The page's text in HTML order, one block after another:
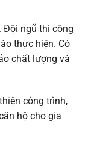
Đội ngũ thi công
thực hiện. Có
chất lượng và
công trình,
hộ cho gia